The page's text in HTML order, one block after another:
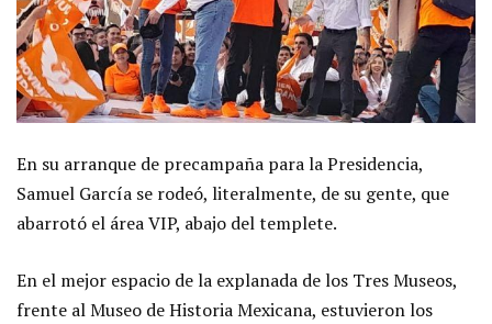
En su arranque de precampaña para la Presidencia,
Samuel García se rodeó, literalmente, de su gente, que
abarrotó el área VIP, abajo del templete.
En el mejor espacio de la explanada de los Tres Museos,
frente al Museo de Historia Mexicana, estuvieron los